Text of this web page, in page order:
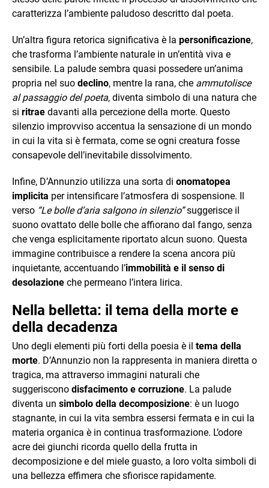
caratterizza l’ambiente paludoso descritto dal poeta.
Un’altra figura retorica significativa è la personificazione,
che trasforma l’ambiente naturale in un’entità viva e
sensibile. La palude sembra quasi possedere un’anima
propria nel suo declino, mentre la rana, che ammutolisce
al passaggio del poeta, diventa simbolo di una natura che
si ritrae davanti alla percezione della morte. Questo
silenzio improvviso accentua la sensazione di un mondo
in cui la vita si è fermata, come se ogni creatura fosse
consapevole dell’inevitabile dissolvimento.
Infine, D’Annunzio utilizza una sorta di onomatopea
implicita per intensificare l’atmosfera di sospensione. Il
verso “Le bolle d’aria salgono in silenzio”suggerisce il
suono ovattato delle bolle che affiorano dal fango, senza
che venga esplicitamente riportato alcun suono. Questa
immagine contribuisce a rendere la scena ancora più
inquietante, accentuando l’immobilità e il senso di
desolazione che permeano l’intera lirica.
Nella belletta: il tema della morte e
della decadenza
Uno degli elementi più forti della poesia è il tema della
morte. D’Annunzio non la rappresenta in maniera diretta o
tragica, ma attraverso immagini naturali che
suggeriscono disfacimento e corruzione. La palude
diventa un simbolo della decomposizione: è un luogo
stagnante, in cui la vita sembra essersi fermata e in cui la
materia organica è in continua trasformazione. L’odore
acre dei giunchi ricorda quello della frutta in
decomposizione e del miele guasto, a loro volta simboli di
una bellezza effimera che sfiorisce rapidamente.